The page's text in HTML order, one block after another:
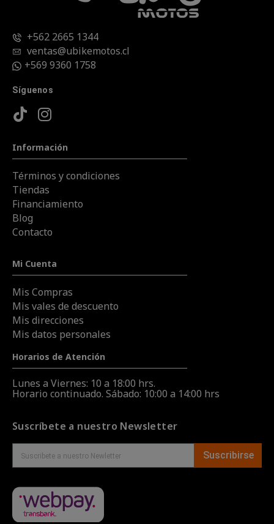
+562 2665 1344
ventas@ubikemotos.cl
+569 9360 1758
Síguenos
Información
Términos y condiciones
Tiendas
Financiamiento
Blog
Contacto
Mi Cuenta
Mis Compras
Mis vales de descuento
Mis direcciones
Mis datos personales
Horarios de Atención
Lunes a Viernes: 10 a 18:00 hrs.
Horario continuado. Sábado: 10:00 a 14:00 hrs
Suscríbete a nuestro Newsletter
Suscribirse